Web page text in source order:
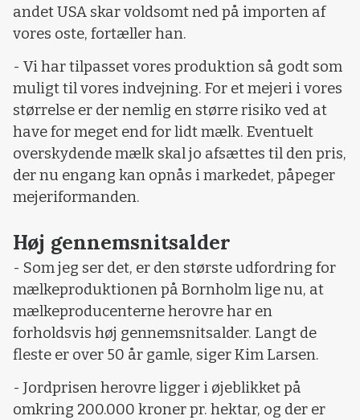
andet USA skar voldsomt ned på importen af
vores oste, fortæller han.
- Vi har tilpasset vores produktion så godt som
muligt til vores indvejning. For et mejeri i vores
størrelse er der nemlig en større risiko ved at
have for meget end for lidt mælk. Eventuelt
overskydende mælk skal jo afsættes til den pris,
der nu engang kan opnås i markedet, påpeger
mejeriformanden.
Høj gennemsnitsalder
- Som jeg ser det, er den største udfordring for
mælkeproduktionen på Bornholm lige nu, at
mælkeproducenterne herovre har en
forholdsvis høj gennemsnitsalder. Langt de
fleste er over 50 år gamle, siger Kim Larsen.
- Jordprisen herovre ligger i øjeblikket på
omkring 200.000 kroner pr. hektar, og der er